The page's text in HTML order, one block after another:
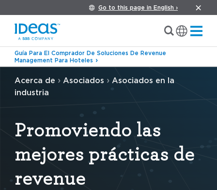
Go to this page in English ›
Guía Para El Comprador De Soluciones De Revenue
Management Para Hoteles
Acerca de › Asociados › Asociados en la
industria
Promoviendo las
mejores prácticas de
revenue